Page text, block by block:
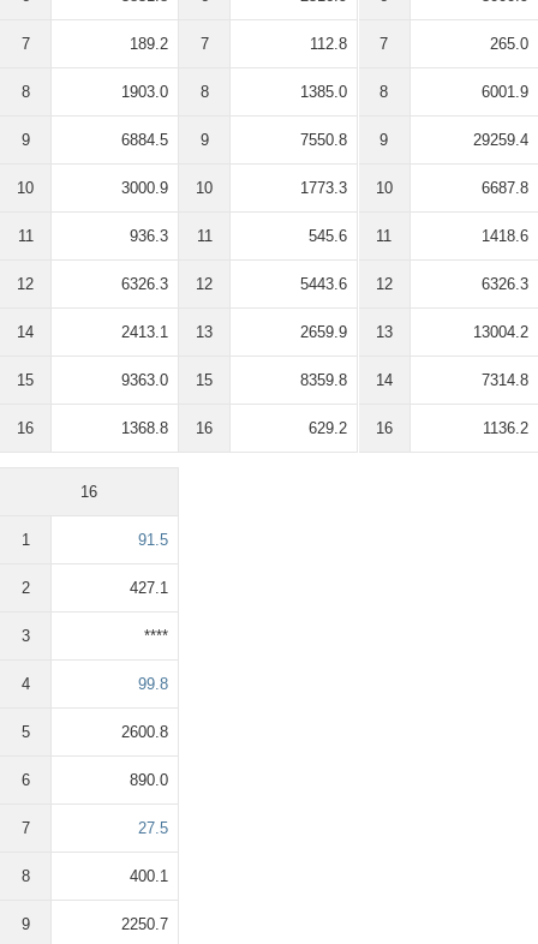
7 189.2
8 1903.0
9 6884.5
10 3000.9
11 936.3
12 6326.3
14 2413.1
15 9363.0
16 1368.8
7 112.8
8 1385.0
9 7550.8
10 1773.3
11 545.6
12 5443.6
13 2659.9
15 8359.8
16 629.2
7 265.0
8 6001.9
9 29259.4
10 6687.8
11 1418.6
12 6326.3
13 13004.2
14 7314.8
16 1136.2
16
1 91.5
2 427.1
3 ****
4 99.8
5 2600.8
6 890.0
7 27.5
8 400.1
9 2250.7